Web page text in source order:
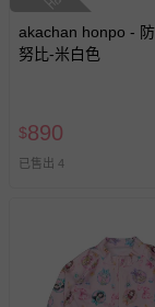
akachan honpo -
努比-米白色
$890
已售出 4